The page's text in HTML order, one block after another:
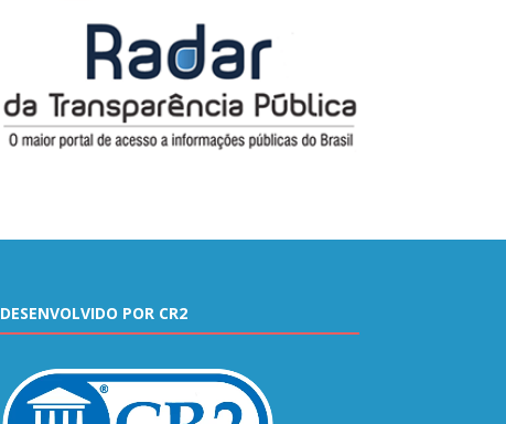
DESENVOLVIDO POR CR2